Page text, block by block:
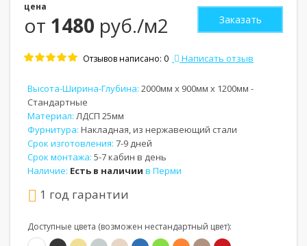
цена
от 1480 руб./м2 Заказать
Отзывов написано: 0 Написать отзыв
Высота-Ширина-Глубина: 2000мм x 900мм x 1200мм -
Стандартные
Материал: ЛДСП 25мм
Фурнитура: Накладная, из нержавеющий стали
Срок изготовления: 7-9 дней
Срок монтажа: 5-7 кабин в день
Наличие: Есть в наличии в Перми
1 год гарантии
Доступные цвета (возможен нестандартный цвет):